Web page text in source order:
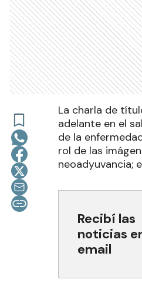
La charla de
adelante en el
de la
rol de las
neoadyuvancia;
Recibí las
noticias
email